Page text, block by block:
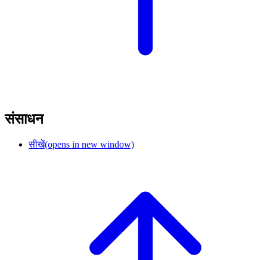
संसाधन
सीखें(opens in new window)